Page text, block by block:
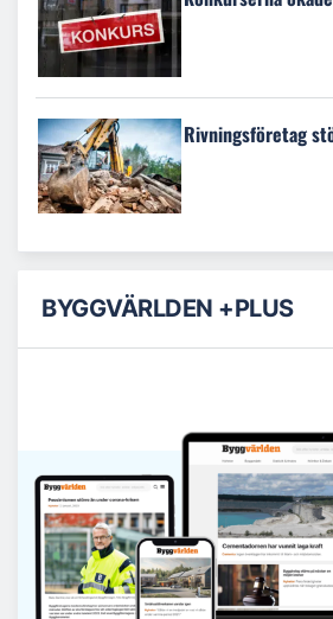
Rivningsföretag
BYGGVÄRLDEN +PLUS